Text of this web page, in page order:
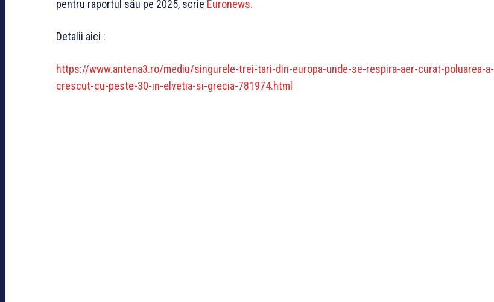
pentru raportul său pe 2025, scrie Euronews.
Detalii aici :
https://www.antena3.ro/mediu/singurele-trei-tari-din-europa-unde-se-respira-aer-curat-poluarea-a-
crescut-cu-peste-30-in-elvetia-si-grecia-781974.html